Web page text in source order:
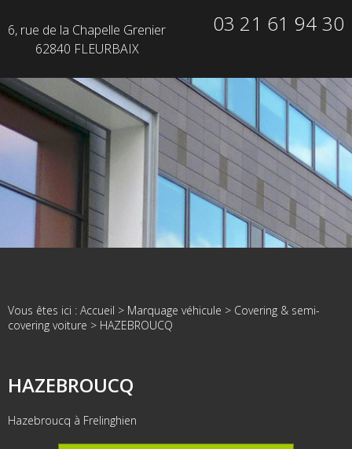
6, rue de la Chapelle Grenier
62840 FLEURBAIX
03 21 61 94 30
Vous êtes ici : Accueil > Marquage véhicule > Covering & semi-
covering voiture > HAZEBROUCQ
HAZEBROUCQ
Hazebroucq à Frelinghien